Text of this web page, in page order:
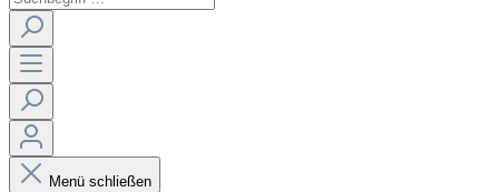
Menü schließen